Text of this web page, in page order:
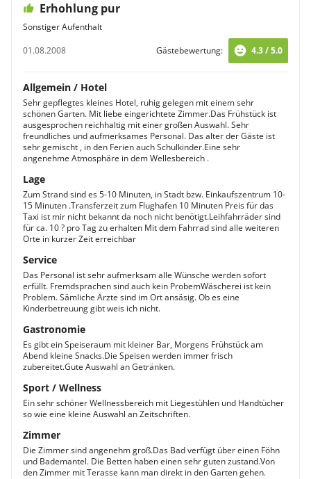
Erhohlung pur
Sonstiger Aufenthalt
01.08.2008
Gästebewertung: 4.3 / 5.0
Allgemein / Hotel
Sehr gepflegtes kleines Hotel, ruhig gelegen mit einem sehr
schönen Garten. Mit liebe eingerichtete Zimmer.Das Frühstück ist
ausgesprochen reichhaltig mit einer großen Auswahl. Sehr
freundliches und aufmerksames Personal. Das alter der Gäste ist
sehr gemischt , in den Ferien auch Schulkinder.Eine sehr
angenehme Atmosphäre in dem Wellesbereich .
Lage
Zum Strand sind es 5-10 Minuten, in Stadt bzw. Einkaufszentrum 10-
15 Minuten .Transferzeit zum Flughafen 10 Minuten Preis für das
Taxi ist mir nicht bekannt da noch nicht benötigt.Leihfahrräder sind
für ca. 10 ? pro Tag zu erhalten Mit dem Fahrrad sind alle weiteren
Orte in kurzer Zeit erreichbar
Service
Das Personal ist sehr aufmerksam alle Wünsche werden sofort
erfüllt. Fremdsprachen sind auch kein ProbemWäscherei ist kein
Problem. Sämliche Ärzte sind im Ort ansäsig. Ob es eine
Kinderbetreuung gibt weis ich nicht.
Gastronomie
Es gibt ein Speiseraum mit kleiner Bar, Morgens Frühstück am
Abend kleine Snacks.Die Speisen werden immer frisch
zubereitet.Gute Auswahl an Getränken.
Sport / Wellness
Ein sehr schöner Wellnessbereich mit Liegestühlen und Handtücher
so wie eine kleine Auswahl an Zeitschriften.
Zimmer
Die Zimmer sind angenehm groß.Das Bad verfügt über einen Föhn
und Bademantel. Die Betten haben einen sehr guten zustand.Von
den Zimmer mit Terasse kann man direkt in den Garten gehen.